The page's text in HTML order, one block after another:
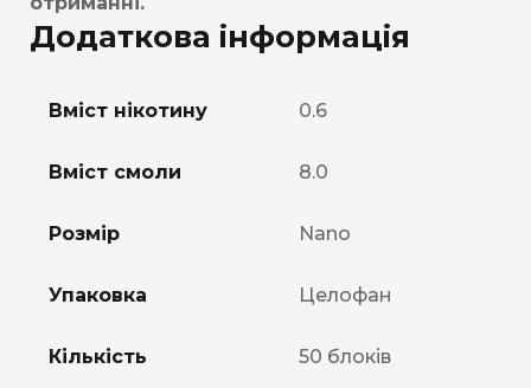
Додаткова інформація
Вміст нікотину 0.6
Вміст смоли 8.0
Розмір Nano
Упаковка Целофан
Кількість 50 блоків